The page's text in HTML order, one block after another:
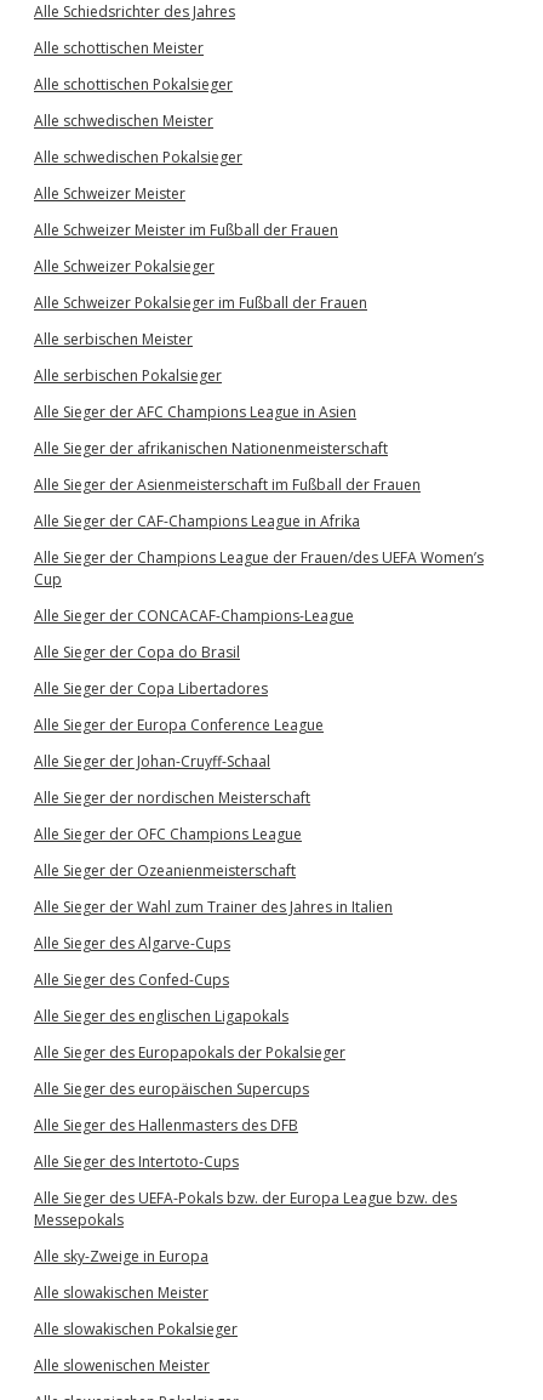
Alle Schiedsrichter des Jahres
Alle schottischen Meister
Alle schottischen Pokalsieger
Alle schwedischen Meister
Alle schwedischen Pokalsieger
Alle Schweizer Meister
Alle Schweizer Meister im Fußball der Frauen
Alle Schweizer Pokalsieger
Alle Schweizer Pokalsieger im Fußball der Frauen
Alle serbischen Meister
Alle serbischen Pokalsieger
Alle Sieger der AFC Champions League in Asien
Alle Sieger der afrikanischen Nationenmeisterschaft
Alle Sieger der Asienmeisterschaft im Fußball der Frauen
Alle Sieger der CAF-Champions League in Afrika
Alle Sieger der Champions League der Frauen/des UEFA Women’s
Cup
Alle Sieger der CONCACAF-Champions-League
Alle Sieger der Copa do Brasil
Alle Sieger der Copa Libertadores
Alle Sieger der Europa Conference League
Alle Sieger der Johan-Cruyff-Schaal
Alle Sieger der nordischen Meisterschaft
Alle Sieger der OFC Champions League
Alle Sieger der Ozeanienmeisterschaft
Alle Sieger der Wahl zum Trainer des Jahres in Italien
Alle Sieger des Algarve-Cups
Alle Sieger des Confed-Cups
Alle Sieger des englischen Ligapokals
Alle Sieger des Europapokals der Pokalsieger
Alle Sieger des europäischen Supercups
Alle Sieger des Hallenmasters des DFB
Alle Sieger des Intertoto-Cups
Alle Sieger des UEFA-Pokals bzw. der Europa League bzw. des
Messepokals
Alle sky-Zweige in Europa
Alle slowakischen Meister
Alle slowakischen Pokalsieger
Alle slowenischen Meister